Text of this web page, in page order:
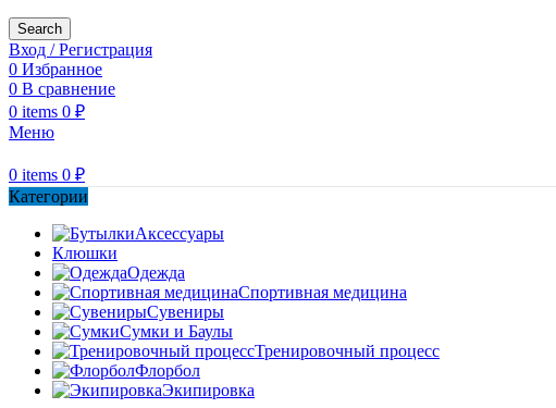
Search
Вход / Регистрация
0 Избранное
0 В сравнение
0 items 0 ₽
Меню
0 items 0 ₽
Категории
Аксессуары
Клюшки
Одежда
Спортивная медицина
Сувениры
Сумки и Баулы
Тренировочный процесс
Флорбол
Экипировка